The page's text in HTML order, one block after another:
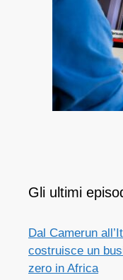
Gli ultimi
Dal Camerun
costruisce un
zero in Africa